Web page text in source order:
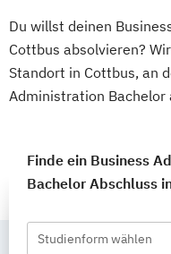
Du willst deinen
Cottbus absolvieren?
Standort in Cottbus, an
Administration Bachelor
Finde ein Business
Bachelor Abschluss
Studienform wählen